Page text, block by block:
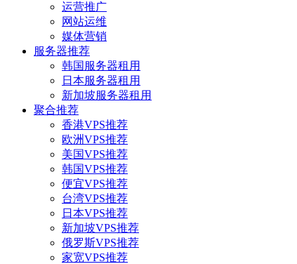
运营推广
网站运维
媒体营销
服务器推荐
韩国服务器租用
日本服务器租用
新加坡服务器租用
聚合推荐
香港VPS推荐
欧洲VPS推荐
美国VPS推荐
韩国VPS推荐
便宜VPS推荐
台湾VPS推荐
日本VPS推荐
新加坡VPS推荐
俄罗斯VPS推荐
家宽VPS推荐